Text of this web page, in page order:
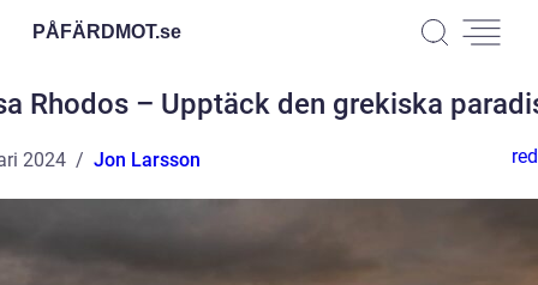
PÅFÄRDMOT.se
Rhodos – Upptäck den grekiska
2024 Jon Larsson